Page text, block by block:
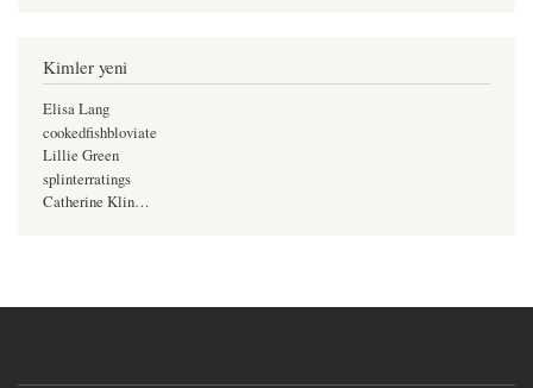
Kimler yeni
Elisa Lang
cookedfishbloviate
Lillie Green
splinterratings
Catherine Klin…